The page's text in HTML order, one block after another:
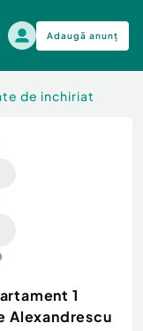
Adaugă anunț
de inchiriat
1
Alexandrescu